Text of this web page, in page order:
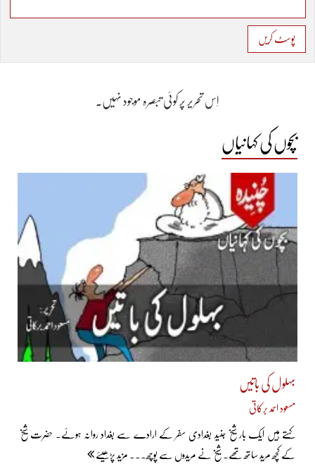
پوسٹ کریں
اِس تحریر پر کوئی تبصرہ موجود نہیں۔
بچوں کی کہانیاں
بہلول کی باتیں
مسعود احمد برکاتی
کہتے ہیں ایک بار شیخ جنید بغدادی سفر کے ارادے سے بغداد روانہ ہوئے۔ حضرت شیخ
کے کچھ مرید ساتھ تھے۔ شیخ نے مریدوں سے پوچھ... مزید پڑھیئے